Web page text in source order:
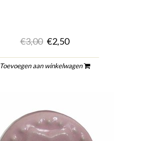
€3,00 €2,50
Toevoegen aan winkelwagen